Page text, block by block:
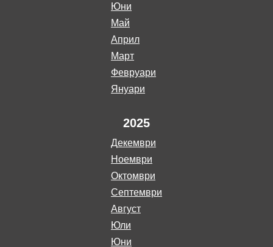
юни
май
април
март
февруари
януари
2025
декември
ноември
октомври
септември
август
юли
юни